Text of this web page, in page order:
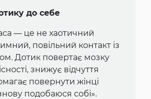
до себе
— це не хаотичний
повільний контакт із
Дотик повертає мозку
знижує відчуття
повернути жінці
подобаюся собі».